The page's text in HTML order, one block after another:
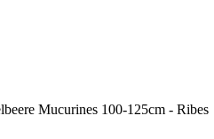
Mucurines 100-125cm - Ribes